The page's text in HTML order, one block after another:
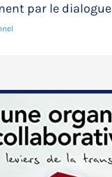
par le dialogue